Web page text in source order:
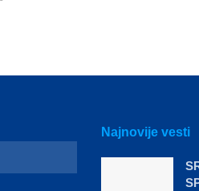
Najnovije vesti